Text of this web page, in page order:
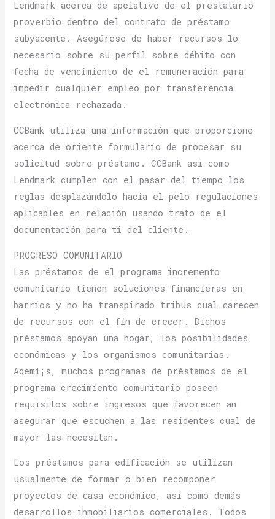
Lendmark acerca de apelativo de el prestatario
proverbio dentro del contrato de préstamo
subyacente. Asegúrese de haber recursos lo
necesario sobre su perfil sobre débito con
fecha de vencimiento de el remuneración para
impedir cualquier empleo por transferencia
electrónica rechazada.
CCBank utiliza una información que proporcione
acerca de oriente formulario de procesar su
solicitud sobre préstamo. CCBank así­ como
Lendmark cumplen con el pasar del tiempo los
reglas desplazándolo hacia el pelo regulaciones
aplicables en relación usando trato de el
documentación para ti del cliente.
PROGRESO COMUNITARIO
Las préstamos de el programa incremento
comunitario tienen soluciones financieras en
barrios y no ha transpirado tribus cual carecen
de recursos con el fin de crecer. Dichos
préstamos apoyan una hogar, los posibilidades
económicas y los organismos comunitarias.
Ademí¡s, muchos programas de préstamos de el
programa crecimiento comunitario poseen
requisitos sobre ingresos que favorecen an
asegurar que escuchen a las residentes cual de
mayor las necesitan.
Los préstamos para edificación se utilizan
usualmente de formar o bien recomponer
proyectos de casa económico, así como demás
desarrollos inmobiliarios comerciales. Todos